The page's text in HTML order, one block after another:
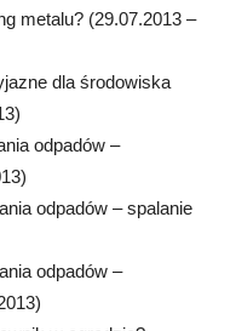
metalu? (29.07.2013 –
dla środowiska
odpadów –
odpadów – spalanie
odpadów –